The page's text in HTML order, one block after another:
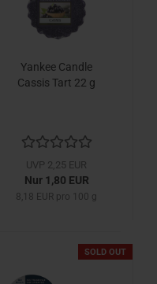
Yankee Candle
Cassis Tart 22 g
UVP 2,25 EUR
Nur 1,80 EUR
8,18 EUR pro 100 g
SOLD OUT